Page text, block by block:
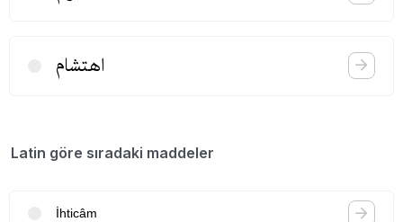
اهتشام
Latin göre sıradaki maddeler
İhticâm